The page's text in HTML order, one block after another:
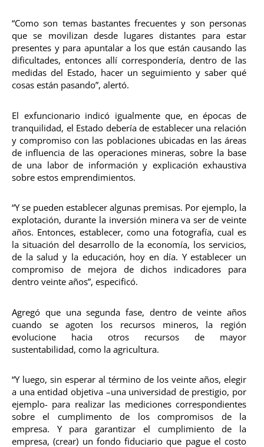
“Como son temas bastantes frecuentes y son personas
que se movilizan desde lugares distantes para estar
presentes y para apuntalar a los que están causando las
dificultades, entonces allí correspondería, dentro de las
medidas del Estado, hacer un seguimiento y saber qué
cosas están pasando”, alertó.
El exfuncionario indicó igualmente que, en épocas de
tranquilidad, el Estado debería de establecer una relación
y compromiso con las poblaciones ubicadas en las áreas
de influencia de las operaciones mineras, sobre la base
de una labor de información y explicación exhaustiva
sobre estos emprendimientos.
“Y se pueden establecer algunas premisas. Por ejemplo, la
explotación, durante la inversión minera va ser de veinte
años. Entonces, establecer, como una fotografía, cual es
la situación del desarrollo de la economía, los servicios,
de la salud y la educación, hoy en día. Y establecer un
compromiso de mejora de dichos indicadores para
dentro veinte años”, especificó.
Agregó que una segunda fase, dentro de veinte años
cuando se agoten los recursos mineros, la región
evolucione hacia otros recursos de mayor
sustentabilidad, como la agricultura.
“Y luego, sin esperar al término de los veinte años, elegir
a una entidad objetiva –una universidad de prestigio, por
ejemplo- para realizar las mediciones correspondientes
sobre el cumplimento de los compromisos de la
empresa. Y para garantizar el cumplimiento de la
empresa, (crear) un fondo fiduciario que pague el costo